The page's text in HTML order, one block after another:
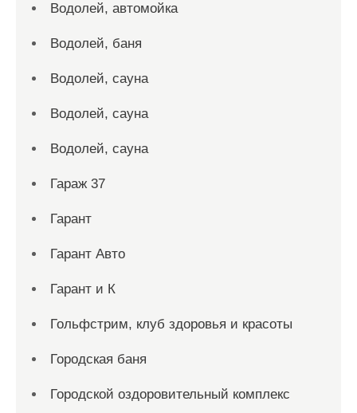
Водолей, автомойка
Водолей, баня
Водолей, сауна
Водолей, сауна
Водолей, сауна
Гараж 37
Гарант
Гарант Авто
Гарант и К
Гольфстрим, клуб здоровья и красоты
Городская баня
Городской оздоровительный комплекс